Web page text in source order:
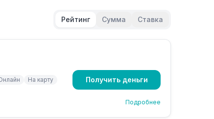
Рейтинг Сумма Ставка
На карту Получить деньги
Подробнее